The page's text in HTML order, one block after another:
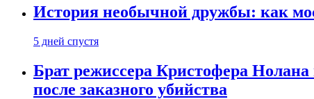
История необычной дружбы: как
5 дней спустя
Брат режиссера Кристофера
после заказного убийства